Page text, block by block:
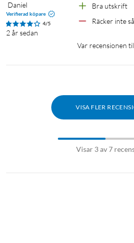
Daniel
Verifierad köpare
4/5
2 år sedan
Bra utskrift
Räcker inte
Var recensionen
VISA FLER
Visar 3 av 7